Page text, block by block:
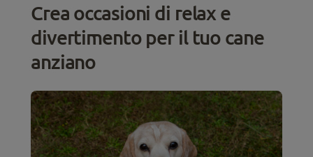
Crea occasioni di relax e
divertimento per il tuo cane
anziano